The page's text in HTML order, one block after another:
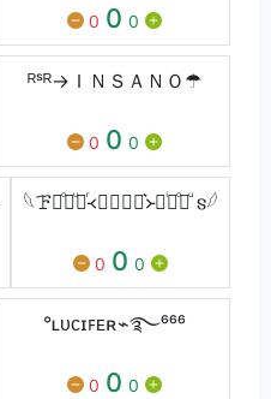
0 0 0
ᴿˢᴿ→ㅤＩＮＳＡＮＯ☂
0 0 0
𓆩ꘘ ͦ ͧ ͬ᚜⨀⃝⃟⃞͛᚛ ͥ ͦ ͧ 𐍃𓆪
0 0 0
°ʟᴜᴄɪꜰᴇʀ⌁࿐⁶⁶⁶
0 0 0